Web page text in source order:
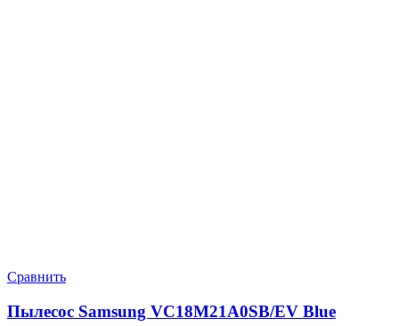
Сравнить
Пылесос Samsung VC18M21A0SB/EV Blue